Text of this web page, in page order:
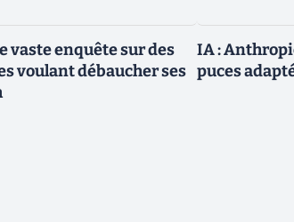
vaste enquête sur des
voulant débaucher ses
IA :
puces